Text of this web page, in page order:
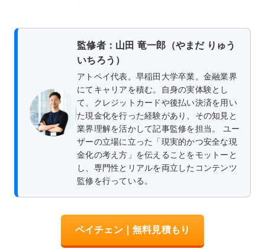
監修者：山田 竜一郎（やまだ りゅう
いちろう）
アトペイ代表。早稲田大学卒業。金融業界
にてキャリアを積む。自身の実体験とし
て、クレジットカードや後払い決済を用い
た現金化を行った経験があり、その知見と
業界理解を活かして記事監修を担当。 ユー
ザーの立場に立った「現実的かつ安全な現
金化の考え方」を伝えることをモットーと
し、専門性とリアルを両立したコンテンツ
監修を行っている。
ペイチェン｜無料見積もり